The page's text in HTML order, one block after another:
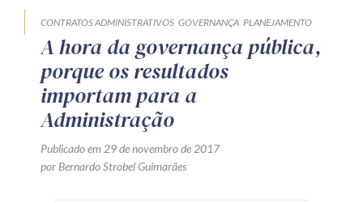
CONTRATOS ADMINISTRATIVOS GOVERNANÇA PLANEJAMENTO
A hora da governança pública,
porque os resultados
importam para a
Administração
Publicado em 29 de novembro de 2017
por Bernardo Strobel Guimarães